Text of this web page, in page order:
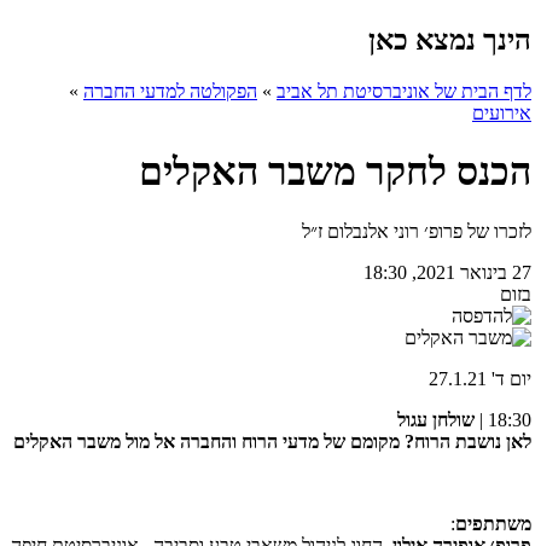
הינך נמצא כאן
לדף הבית של אוניברסיטת תל אביב » הפקולטה למדעי החברה »
אירועים
הכנס לחקר משבר האקלים
לזכרו של פרופ׳ רוני אלנבלום ז״ל
27 בינואר 2021, 18:30
בזום
יום ד' 27.1.21
18:30 |
שולחן עגול
לאן נושבת הרוח? מקומם של מדעי הרוח והחברה אל מול משבר האקלים
משתתפים: